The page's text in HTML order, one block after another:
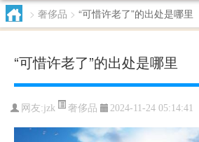
> 奢侈品 > “可惜许老了”的出处是哪里
“可惜许老了”的出处是哪里
网友:jzk 奢侈品 2024-11-24 05:14:41